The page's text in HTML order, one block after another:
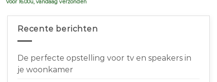
Voor 16.00u, vandaag verzonden
Recente berichten
De perfecte opstelling voor tv en speakers in
je woonkamer